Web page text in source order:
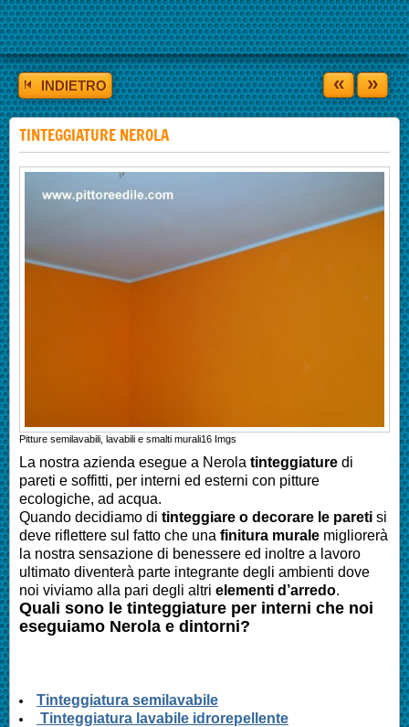
INDIETRO « »
TINTEGGIATURE NEROLA
Pitture semilavabili, lavabili e smalti murali16 Imgs
La nostra azienda esegue a Nerola tinteggiature di
pareti e soffitti, per interni ed esterni con pitture
ecologiche, ad acqua.
Quando decidiamo di tinteggiare o decorare le pareti si
deve riflettere sul fatto che una finitura murale migliorerà
la nostra sensazione di benessere ed inoltre a lavoro
ultimato diventerà parte integrante degli ambienti dove
noi viviamo alla pari degli altri elementi d’arredo.
Quali sono le tinteggiature per interni che noi
eseguiamo Nerola e dintorni?
Tinteggiatura semilavabile
Tinteggiatura lavabile idrorepellente